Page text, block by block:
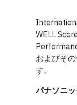
WELL
およびそ
す。
パナソニ